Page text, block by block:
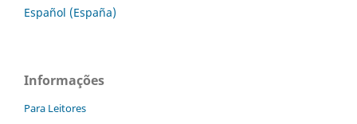
Español (España)
Informações
Para Leitores